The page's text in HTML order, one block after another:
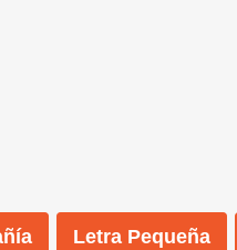
Letra Pequeña